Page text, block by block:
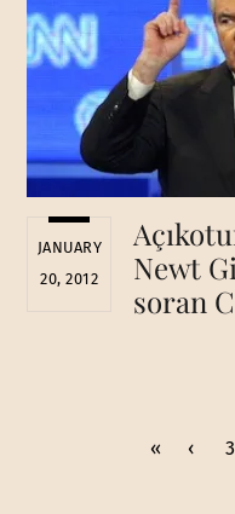
JANUARY
20, 2012
Newt
soran
« ‹ 3